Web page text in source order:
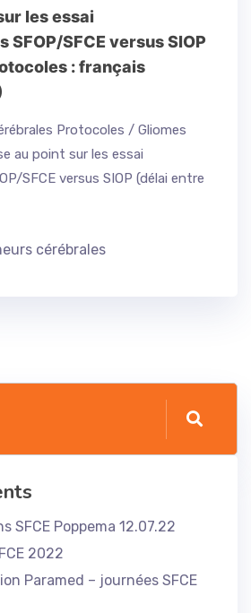
les essai
SFCE versus SIOP
: français
Protocoles / Gliomes
au point sur les essai
SFCE versus SIOP (délai entre
cérébrales
SFCE Poppema 12.07.22
2022
Paramed – journées SFCE